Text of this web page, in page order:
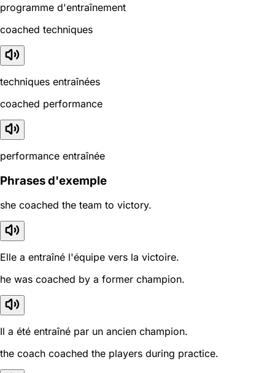
programme d'entraînement
coached techniques
techniques entraînées
coached performance
performance entraînée
Phrases d'exemple
she coached the team to victory.
Elle a entraîné l'équipe vers la victoire.
he was coached by a former champion.
Il a été entraîné par un ancien champion.
the coach coached the players during practice.